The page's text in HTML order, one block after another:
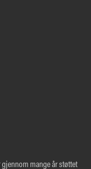
gjennom mange år støttet